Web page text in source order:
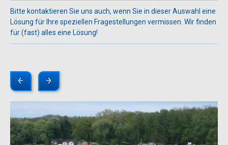
Bitte kontaktieren Sie uns auch, wenn Sie in dieser Auswahl eine
Lösung für Ihre speziellen Fragestellungen vermissen. Wir finden
für (fast) alles eine Lösung!